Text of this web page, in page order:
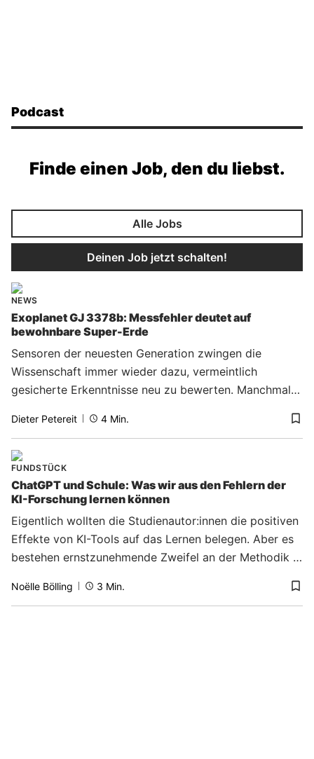
Podcast
Finde einen Job, den du liebst.
Alle Jobs
Deinen Job jetzt schalten!
NEWS
Exoplanet GJ 3378b: Messfehler deutet auf
bewohnbare Super-Erde
Sensoren der neuesten Generation zwingen die
Wissenschaft immer wieder dazu, vermeintlich
gesicherte Erkenntnisse neu zu bewerten. Manchmal
Instrumente plötzlich ein hochspannendes
Dieter Petereit 4 Min.
FUNDSTÜCK
ChatGPT und Schule: Was wir aus den Fehlern der
KI-Forschung lernen können
Eigentlich wollten die Studienautor:innen die positiven
Effekte von KI-Tools auf das Lernen belegen. Aber es
bestehen ernstzunehmende Zweifel an der Methodik –
Noëlle Bölling 3 Min.